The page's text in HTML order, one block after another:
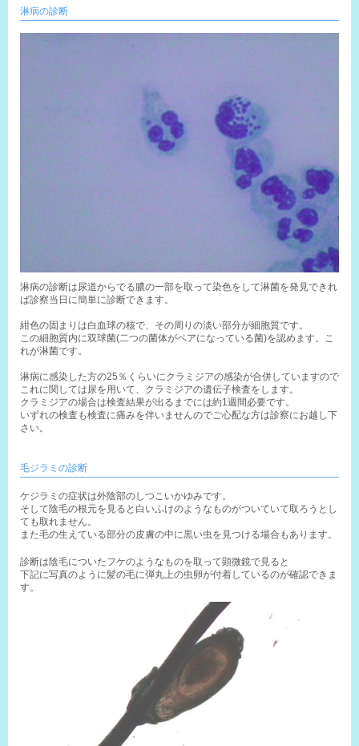
淋病の診断
淋病の診断は尿道からでる膿の一部を取って染色をして淋菌を発見できれ
ば診察当日に簡単に診断できます。
紺色の固まりは白血球の核で、その周りの淡い部分が細胞質です。
この細胞質内に双球菌(二つの菌体がペアになっている菌)を認めます。こ
れが淋菌です。
淋病に感染した方の25％くらいにクラミジアの感染が合併していますので
これに関しては尿を用いて、クラミジアの遺伝子検査をします。
クラミジアの場合は検査結果が出るまでには約1週間必要です。
いずれの検査も検査に痛みを伴いませんのでご心配な方は診察にお越し下
さい。
毛ジラミの診断
ケジラミの症状は外陰部のしつこいかゆみです。
そして陰毛の根元を見ると白いふけのようなものがついていて取ろうとし
ても取れません。
また毛の生えている部分の皮膚の中に黒い虫を見つける場合もあります。
診断は陰毛についたフケのようなものを取って顕微鏡で見ると
下記に写真のように髪の毛に弾丸上の虫卵が付着しているのが確認できま
す。